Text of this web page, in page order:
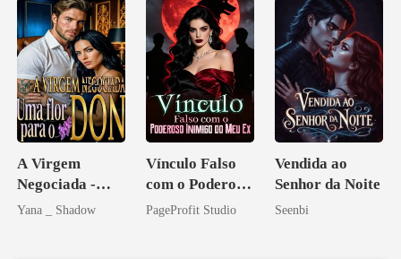
A Virgem
Negociada -
Uma flor para o
Yana _ Shadow
Vínculo Falso
com o Poderoso
Inimigo do Meu
PageProfit Studio
Vendida ao
Senhor da Noite
Seenbi